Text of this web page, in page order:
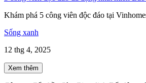
Khám phá 5 công viên độc đáo tại
Sống xanh
12 thg 4, 2025
Xem thêm